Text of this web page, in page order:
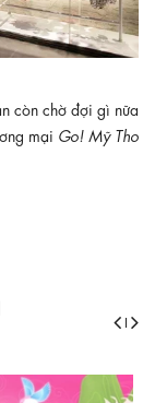
còn chờ đợi gì nữa
mại Go! Mỹ Tho